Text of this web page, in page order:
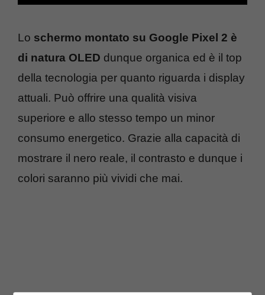
Lo schermo montato su Google Pixel 2 è
di natura OLED dunque organica ed è il top
della tecnologia per quanto riguarda i display
attuali. Può offrire una qualità visiva
superiore e allo stesso tempo un minor
consumo energetico. Grazie alla capacità di
mostrare il nero reale, il contrasto e dunque i
colori saranno più vividi che mai.